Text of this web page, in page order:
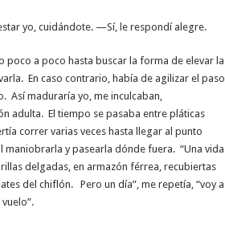
yo, cuidándote. —Sí, le respondí alegre.
a poco hasta buscar la forma de elevar la
En caso contrario, había de agilizar el paso
Así maduraría yo, me inculcaban,
adulta. El tiempo se pasaba entre pláticas
correr varias veces hasta llegar al punto
y pasearla dónde fuera. “Una vida
delgadas, en armazón férrea, recubiertas
del chiflón. Pero un día”, me repetía, “voy a